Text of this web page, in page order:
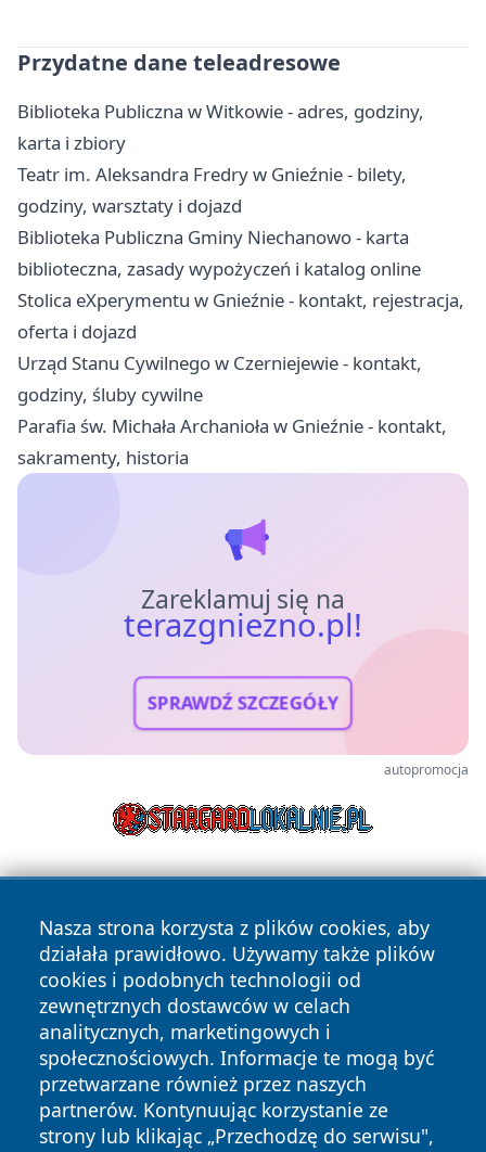
Przydatne dane teleadresowe
Biblioteka Publiczna w Witkowie - adres, godziny,
karta i zbiory
Teatr im. Aleksandra Fredry w Gnieźnie - bilety,
godziny, warsztaty i dojazd
Biblioteka Publiczna Gminy Niechanowo - karta
biblioteczna, zasady wypożyczeń i katalog online
Stolica eXperymentu w Gnieźnie - kontakt, rejestracja,
oferta i dojazd
Urząd Stanu Cywilnego w Czerniejewie - kontakt,
godziny, śluby cywilne
Parafia św. Michała Archanioła w Gnieźnie - kontakt,
sakramenty, historia
Zareklamuj się na
terazgniezno.pl!
SPRAWDŹ SZCZEGÓŁY
autopromocja
Nasza strona korzysta z plików cookies, aby
działała prawidłowo. Używamy także plików
cookies i podobnych technologii od
zewnętrznych dostawców w celach
analitycznych, marketingowych i
społecznościowych. Informacje te mogą być
przetwarzane również przez naszych
partnerów. Kontynuując korzystanie ze
strony lub klikając „Przechodzę do serwisu",
Copyright © 2026 terazgniezno.pl Wszystkie prawa
zastrzeżone.
News Autorzy
Polityka
Prywatności
Polityka
Cookies